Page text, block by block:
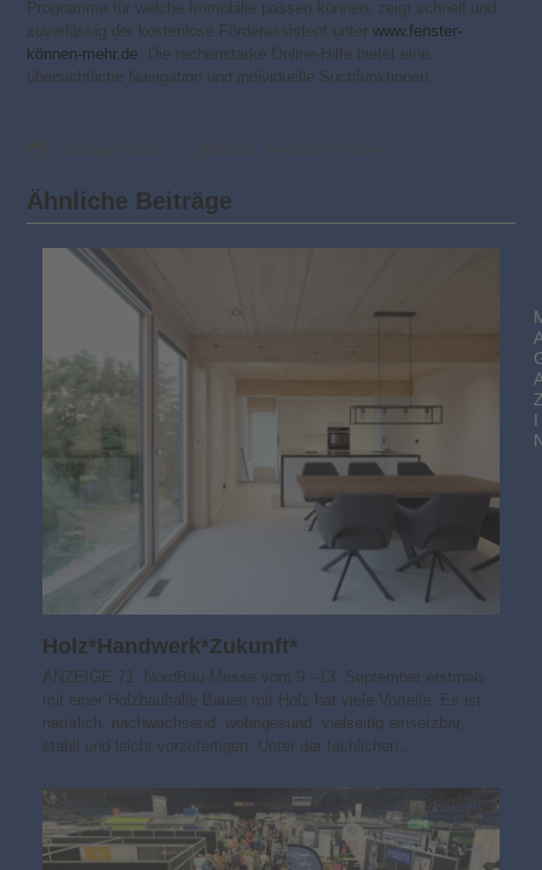
Programme für welche Immobilie passen können, zeigt schnell und
zuverlässig der kostenlose Förderassistent unterwww.fenster-
können-mehr.de. Die rechenstarke Online-Hilfe bietet eine
übersichtliche Navigation und individuelle Suchfunktionen.
Ähnliche Beiträge
Holz*Handwerk*Zukunft*
ANZEIGE 71. NordBau-Messe vom 9.–13. September erstmals
mit einer Holzbauhalle Bauen mit Holz hat viele Vorteile. Es ist
natürlich, nachwachsend, wohngesund, vielseitig einsetzbar,
stabil und leicht vorzufertigen. Unter der fachlichen…
I